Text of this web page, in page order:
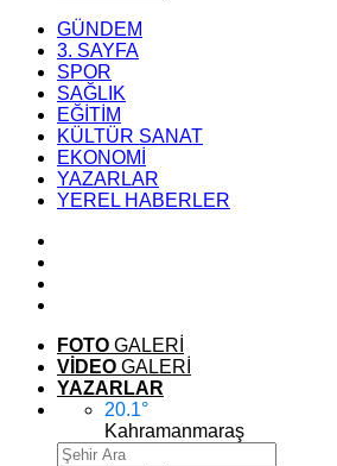
GÜNDEM
3. SAYFA
SPOR
SAĞLIK
EĞİTİM
KÜLTÜR SANAT
EKONOMİ
YAZARLAR
YEREL HABERLER
FOTO GALERİ
VİDEO GALERİ
YAZARLAR
20.1°
Kahramanmaraş